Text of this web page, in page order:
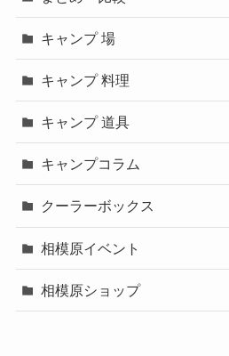
キャンプ 場
キャンプ 料理
キャンプ 道具
キャンプコラム
クーラーボックス
相模原イベント
相模原ショップ